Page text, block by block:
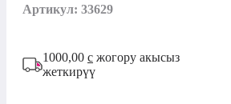
Артикул: 33629
1000,00 с жогору акысыз
жеткирүү